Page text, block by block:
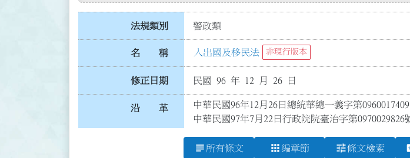
法規類別 警政類
名 稱 入出國及移民法 非現行版本
修正日期 民國 96 年 12 月 26 日
沿 革
中華民國96年12月26日總統華總一義字第
中華民國97年7月22日行政院院臺治字第0970029826
subject 所有條文 apps 編章節 tune條文檢索